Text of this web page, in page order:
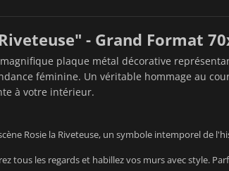
- Grand Format
plaque métal décorative
féminine. Un véritable hommage au
à votre intérieur.
Rosie la Riveteuse, un symbole intemporel de
tous les regards et habillez vos murs avec style.